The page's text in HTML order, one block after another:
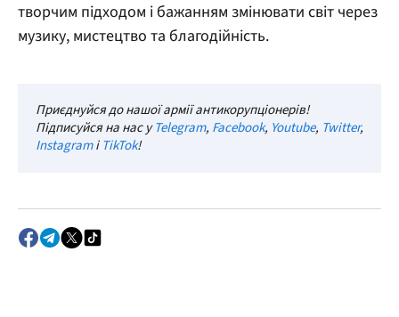
творчим підходом і бажанням змінювати світ через
музику, мистецтво та благодійність.
Приєднуйся до нашої армії антикорупціонерів!
Підписуйся на нас уTelegram, Facebook, Youtube, Twitter,
InstagramіTikTok!